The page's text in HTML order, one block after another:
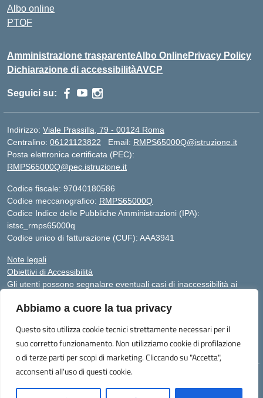
Abbiamo a cuore la tua privacy
Questo sito utilizza cookie tecnici strettamente necessari per il
suo corretto funzionamento. Non utilizziamo cookie di profilazione
o di terze parti per scopi di marketing. Cliccando su "Accetta",
acconsenti all'uso di questi cookie.
Albo online
PTOF
Amministrazione trasparenteAlbo OnlinePrivacy Policy
Dichiarazione di accessibilitàAVCP
Seguici su:
Indirizzo: Viale Prassilla, 79 - 00124 Roma
Centralino: 06121123822 Email: RMPS65000Q@istruzione.it
Posta elettronica certificata (PEC):
RMPS65000Q@pec.istruzione.it
Codice fiscale: 97040180586
Codice meccanografico: RMPS65000Q
Codice Indice delle Pubbliche Amministrazioni (IPA):
istsc_rmps65000q
Codice unico di fatturazione (CUF): AAA3941
Note legali
Obiettivi di Accessibilità
Gli utenti possono segnalare eventuali casi di inaccessibilità ai
scrivendo al seguente indirizzo di posta elettronica:
Sito realizzato da Avaservice